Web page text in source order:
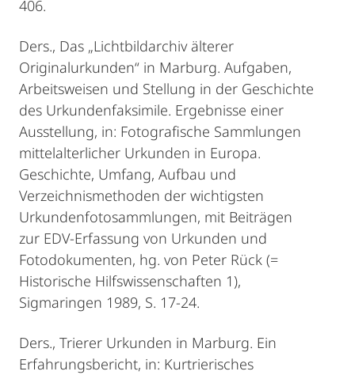
406.
Ders., Das „Lichtbildarchiv älterer
Originalurkunden“ in Marburg. Aufgaben,
Arbeitsweisen und Stellung in der Geschichte
des Urkundenfaksimile. Ergebnisse einer
Ausstellung, in: Fotografische Sammlungen
mittelalterlicher Urkunden in Europa.
Geschichte, Umfang, Aufbau und
Verzeichnismethoden der wichtigsten
Urkundenfotosammlungen, mit Beiträgen
zur EDV-Erfassung von Urkunden und
Fotodokumenten, hg. von Peter Rück (=
Historische Hilfswissenschaften 1),
Sigmaringen 1989, S. 17-24.
Ders., Trierer Urkunden in Marburg. Ein
Erfahrungsbericht, in: Kurtrierisches